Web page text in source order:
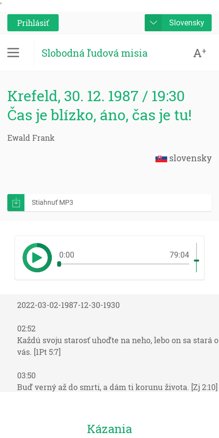
'
Prihlásiť
Slovensky
Slobodná ľudová misia A+
Krefeld, 30. 12. 1987 / 19:30
Čas je blízko, áno, čas je tu!
Ewald Frank
slovensky
Stiahnuť MP3
0:00 79:04
2022-03-02-1987-12-30-1930
02:52
Každú svoju starosť uhoďte na neho, lebo on sa stará o
vás. [1Pt 5:7]
03:50
Buď verný až do smrti, a dám ti korunu života. [Zj 2:10]
Blahoslavený muž, ktorý znáša pokušenia, lebo keď
bude zkúsený a dokáže sa, dostane korunu života,
Kázania